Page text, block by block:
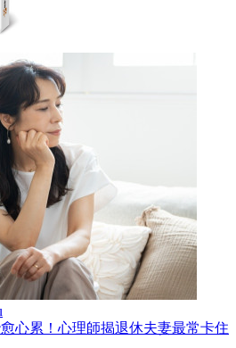
心累！心理師揭退休夫妻最常卡住